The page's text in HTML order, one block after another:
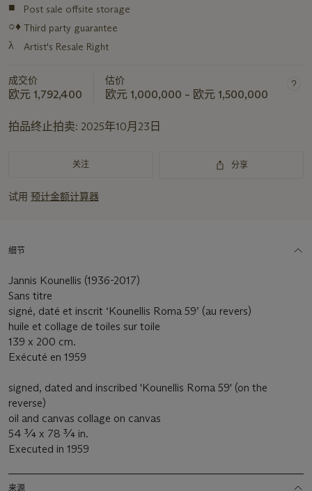
关
于
此
品
重
资
■ Post sale offsite storage
○♦ Third party guarantee
λ Artist's Resale Right
成交价
欧元 1,792,400
估价
欧元 1,000,000 – 欧元 1,500,000
拍品终止拍卖: 2025年10月23日
关注 分享
试用 预计金额计算器
细节
Jannis Kounellis (1936-2017)
Sans titre
signé, daté et inscrit ‘Kounellis Roma 59’ (au revers)
huile et collage de toiles sur toile
139 x 200 cm.
Exécuté en 1959
signed, dated and inscribed 'Kounellis Roma 59' (on the
reverse)
oil and canvas collage on canvas
54 ¾ x 78 ¾ in.
Executed in 1959
来源